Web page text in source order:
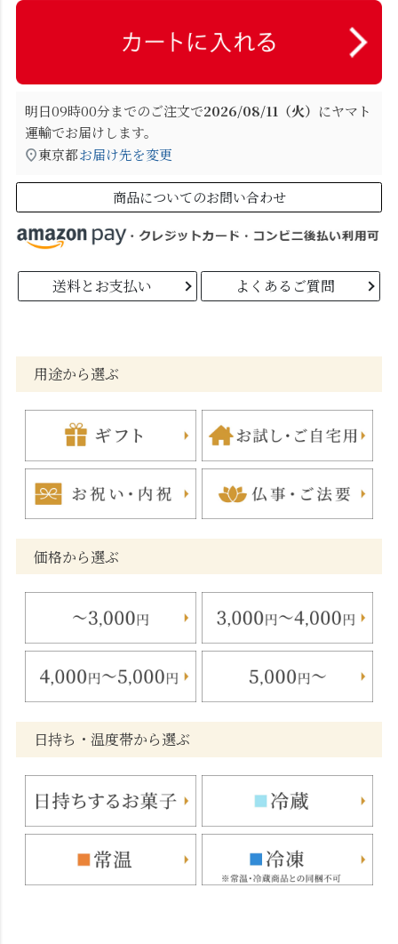
明日09時00分までのご注文で2026/08/11（火） にヤマト
運輸でお届けします。
東京都お届け先を変更
商品についてのお問い合わせ
送料とお支払い よくあるご質問
用途から選ぶ
価格から選ぶ
日持ち・温度帯から選ぶ